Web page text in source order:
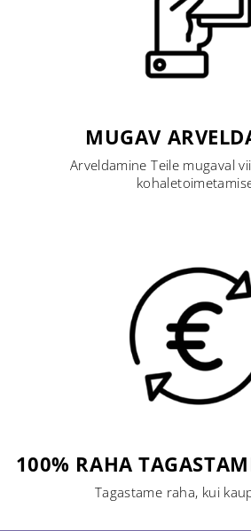
MUGAV
Arveldamine Teile mugaval
100% RAHA
Tagastame raha, kui